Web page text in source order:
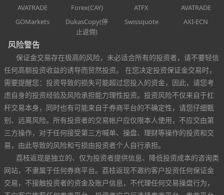
AVATRADE
Forex(CAY) ATFX
AVATRADE
GOMarkets
DukasCopy(停
止返佣)
Swissquote AXI-ECN
风险警告
保证金交易存在极高的风险，未必适合所有的投资者，请不要轻信
任何高额投资收益的诱导而贸然投资。 在您决定投资保证金交易时，
需要提醒您：投资导致的损失可能超过您投入的资金，因此，请您考
虑自身的投资经验及风险承担能力理性投资。投资风险不仅来自于杠
杆交易本身，同时也有可能来自于券商平台的不确定性，请您仔细甄
别、远离风险。所有投资者的交易帐户应仅限本人使用，不应交由第
三方操作，对于任何接受第三方喊单、操盘、理财等操作的投资和交
易，由此导致的风险和亏损由投资者个人自行承担。
荔枝返现是独立的、仅为投资者提供信息、降低投资成本的咨询类
网站，不隶属于任何券商平台。荔枝返现不邀约客户投资任何保证金
交易，不接触投资者的资金及账户信息，不代理任何交易操盘行为，